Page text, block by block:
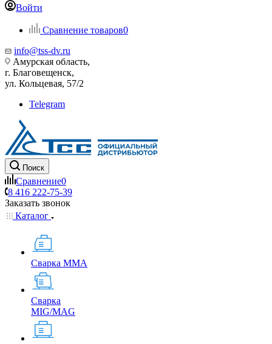
Войти
Сравнение товаров0
info@tss-dv.ru
Амурская область,
г. Благовещенск,
ул. Кольцевая, 57/2
Telegram
Поиск
Сравнение0
8 416 222-75-39
Заказать звонок
Каталог
Сварка MMA
Сварка
MIG/MAG